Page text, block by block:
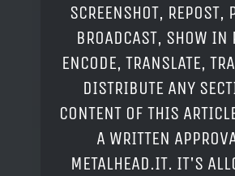
SCREENSHOT, REPOST,
BROADCAST, SHOW IN
ENCODE, TRANSLATE,
DISTRIBUTE ANY
CONTENT OF THIS
A WRITTEN
METALHEAD.IT. IT'S